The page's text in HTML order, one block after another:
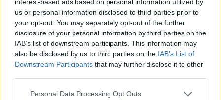
interest-based ads based on personal information utilized by
us or personal information disclosed to third parties prior to
your opt-out. You may separately opt-out of the further
disclosure of your personal information by third parties on the
IAB’s list of downstream participants. This information may
also be disclosed by us to third parties on the IAB’s List of
Downstream Participants that may further disclose it to other
Please note that this website/app uses one or more Google
Personal Data Processing Opt Outs
46.430
husholdningsapparater
46.431
Engroshandel med elektriske
husholdningsapparater og -maskiner
46.432 Engroshandel med radio og fjernsyn
Engroshandel med plater, musikk- og
videokassetter og CD- og DVD-plater